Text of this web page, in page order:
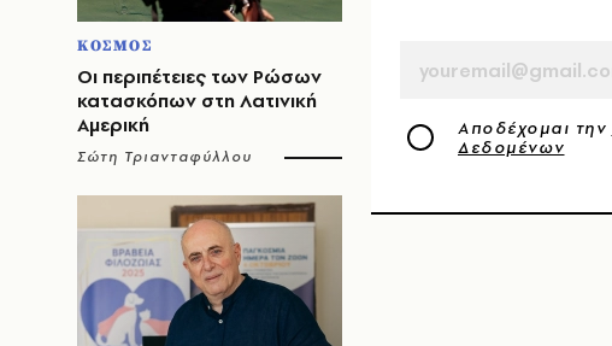
ΚΟΣΜΟΣ
Οι περιπέτειες των Ρώσων
κατασκόπων στη Λατινική
Αμερική
Σώτη Τριανταφύλλου
Αποδέχομαι την
Δεδομένων